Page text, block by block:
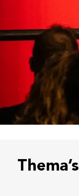
Thema’s